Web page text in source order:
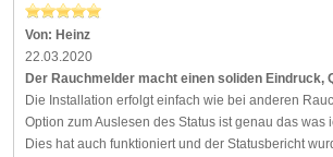
Von: Heinz
22.03.2020
Der Rauchmelder macht einen soliden Eindruck,
Die Installation erfolgt einfach wie bei anderen
Option zum Auslesen des Status ist genau das was
Dies hat auch funktioniert und der Statusbericht